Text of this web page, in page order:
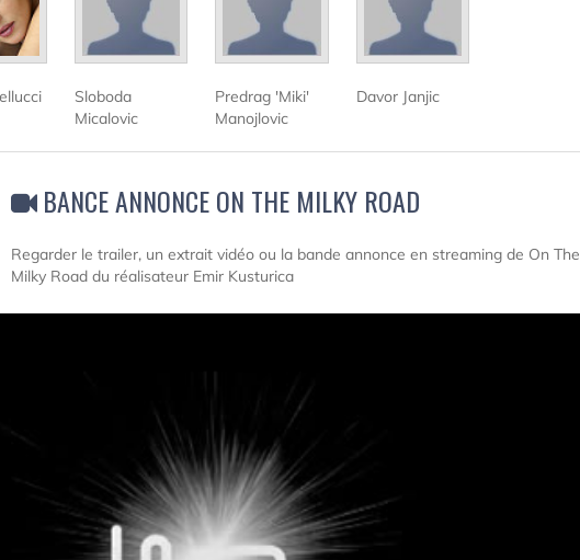
Sloboda
Micalovic
Predrag 'Miki'
Manojlovic
Davor Janjic
BANCE ANNONCE ON THE MILKY ROAD
Regarder le trailer, un extrait vidéo ou la bande annonce en streaming de On The
Milky Road du réalisateur Emir Kusturica